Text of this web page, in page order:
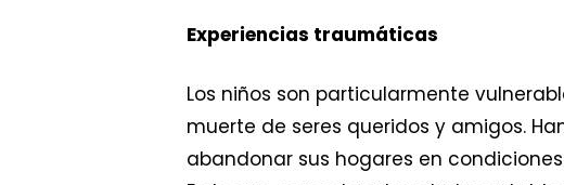
Experiencias traumáticas
Los niños son particularmente
muerte de seres queridos y amigos.
abandonar sus hogares en